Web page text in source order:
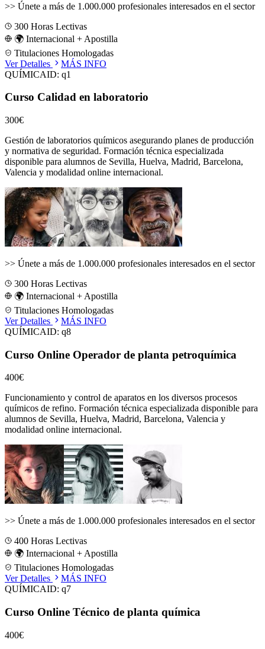
>> Únete a más de 1.000.000 profesionales interesados en el sector
300 Horas Lectivas
🌍 Internacional + Apostilla
Titulaciones Homologadas
Ver Detalles
MÁS INFO
QUÍMICAID: q1
Curso Calidad en laboratorio
300€
Gestión de laboratorios químicos asegurando planes de producción
y normativa de seguridad. Formación técnica especializada
disponible para alumnos de Sevilla, Huelva, Madrid, Barcelona,
Valencia y modalidad online internacional.
>> Únete a más de 1.000.000 profesionales interesados en el sector
300 Horas Lectivas
🌍 Internacional + Apostilla
Titulaciones Homologadas
Ver Detalles
MÁS INFO
QUÍMICAID: q8
Curso Online Operador de planta petroquímica
400€
Funcionamiento y control de aparatos en los diversos procesos
químicos de refino. Formación técnica especializada disponible para
alumnos de Sevilla, Huelva, Madrid, Barcelona, Valencia y
modalidad online internacional.
>> Únete a más de 1.000.000 profesionales interesados en el sector
400 Horas Lectivas
🌍 Internacional + Apostilla
Titulaciones Homologadas
Ver Detalles
MÁS INFO
QUÍMICAID: q7
Curso Online Técnico de planta química
400€